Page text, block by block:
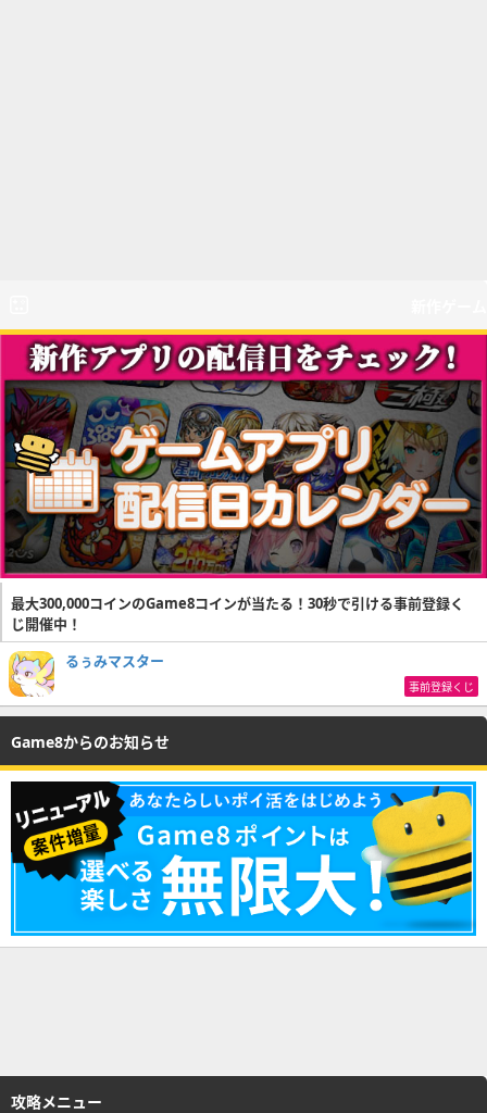
最大300,000コインのGame8コインが当たる！30秒で引ける事前登録く
じ開催中！
るぅみマスター
事前登録くじ
Game8からのお知らせ
攻略メニュー